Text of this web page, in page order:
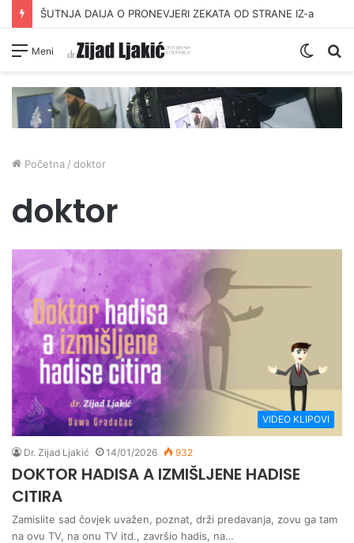
ŠUTNJA DAIJA O PRONEVJERI ZEKATA OD STRANE IZ-a
Meni
Switch
Početna / doktor
doktor
VIDEO KLIPOVI
Dr. Zijad Ljakić 14/01/2026 932
DOKTOR HADISA A IZMIŠLJENE HADISE
CITIRA
Zamislite sad čovjek uvažen, poznat, drži predavanja, zovu ga tam
na ovu TV, na onu TV itd., završio hadis, na…